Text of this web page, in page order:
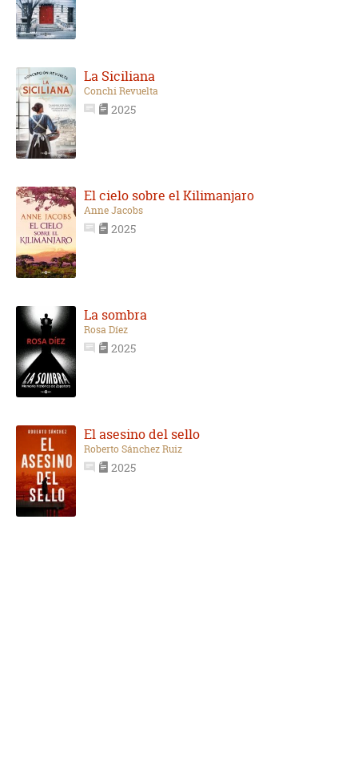
La Siciliana
Conchi Revuelta
2025
El cielo sobre el Kilimanjaro
Anne Jacobs
2025
La sombra
Rosa Díez
2025
El asesino del sello
Roberto Sánchez Ruiz
2025